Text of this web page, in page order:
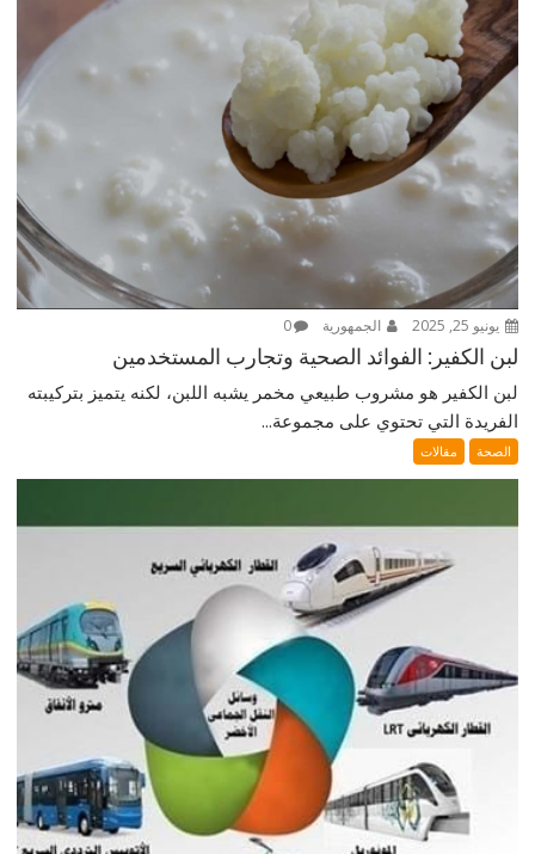
يونيو 25, 2025 الجمهورية 0
لبن الكفير: الفوائد الصحية وتجارب المستخدمين
لبن الكفير هو مشروب طبيعي مخمر يشبه اللبن، لكنه يتميز بتركيبته
الفريدة التي تحتوي على مجموعة...
الصحة مقالات